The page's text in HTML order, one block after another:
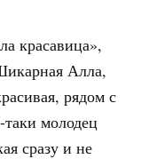
красавица»,
Алла,
рядом с
таки молодец
сразу и не